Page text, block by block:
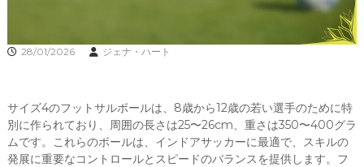
28/01/2026 ジェナ・ハート
サイズ4のフットサルボールは、8歳から12歳の若い選手のために特
別に作られており、周囲の長さは25〜26cm、重さは350〜400グラ
ムです。これらのボールは、インドアサッカーに最適で、スキルの
発展に重要なコントロールとスピードのバランスを提供します。フ